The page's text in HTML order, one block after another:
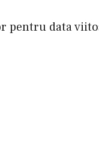
pentru data